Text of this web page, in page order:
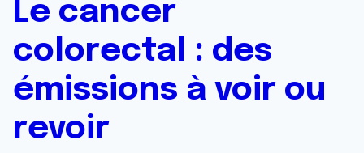
Le cancer
colorectal : des
émissions à voir ou
revoir